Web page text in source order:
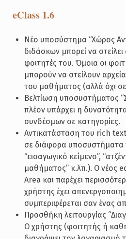
eClass 1.6
Νέο υποσύστημα “Χώρος
διδάσκων μπορεί να
φοιτητές του. Όμοια οι
μπορούν να στείλουν
του μαθήματος (αλλά όχι
Βελτίωση υποσυστήματος
πλέον υπάρχει η
συνδέσμων σε κατηγορίες.
Αντικατάσταση του rich
σε διάφορα υποσυστήματα
“εισαγωγικό κείμενο”,
μαθήματος” κ.λπ.). Ο νέος
Area και παρέχει
χρήστης έχει
συμπεριφέρεται σαν ένας
Προσθήκη λειτουργίας
Ο χρήστης (φοιτητής ή